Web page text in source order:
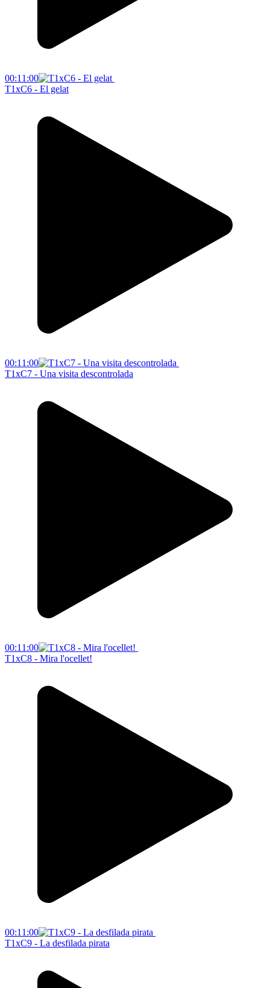
00:11:00
T1xC6 - El gelat
00:11:00
T1xC7 - Una visita descontrolada
00:11:00
T1xC8 - Mira l'ocellet!
00:11:00
T1xC9 - La desfilada pirata